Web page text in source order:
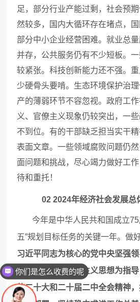
足，部分行业产能过剩，社会预
然较多，国内大循环存在堵点，国
部分中小企业经营困难。就业总
并存，公共服务仍有不少短板。
较紧张。科技创新能力还不强。
少硬骨头要啃。生态环境保护治
产的薄弱环节不容忽视。政府工
义、官僚主义现象仍较突出，一
不到位。有的干部缺乏担当实干
表面文章。一些领域腐败问题仍
面问题和挑战，尽心竭力做好工
待和重托！
02 2024年经济社会发展总
今年是中华人民共和国成立
五”规划目标任务的关键一年。做
习近平同志为核心的党中央坚强
时代中国特色社会主义思想为指
的二十大和二十届二中全会精神
你们是怎么收费的呢
现在有优惠活动吗